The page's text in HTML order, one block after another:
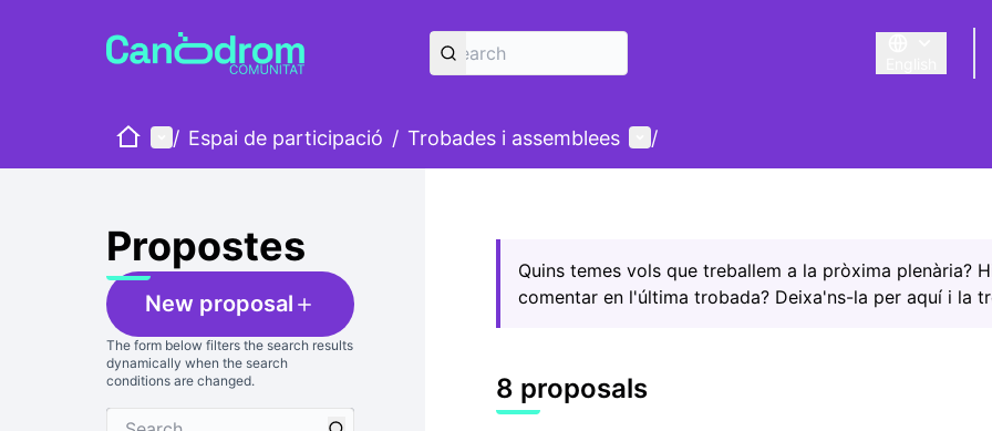
Triar la llengua
HomeMain menu
/ Espai de participació / Trobades i assemblees User menu
/
Propostes
New proposal
The form below filters the search results
dynamically when the search
conditions are changed.
Quins temes vols que treballem a la pròxima plenària?
comentar en l'última trobada? Deixa'ns-la per aquí i la
8 proposals